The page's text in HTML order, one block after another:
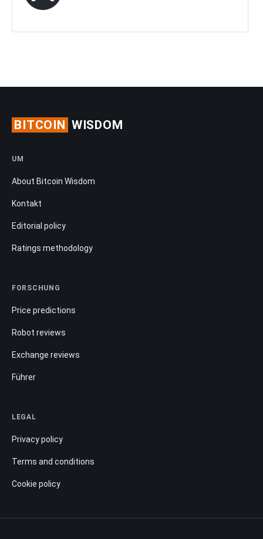
BITCOIN WISDOM
UM
About Bitcoin Wisdom
Kontakt
Editorial policy
Ratings methodology
FORSCHUNG
Price predictions
Robot reviews
Exchange reviews
Führer
LEGAL
Privacy policy
Terms and conditions
Cookie policy